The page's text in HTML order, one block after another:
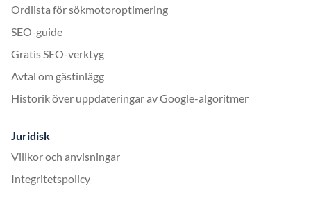
Ordlista för sökmotoroptimering
SEO-guide
Gratis SEO-verktyg
Avtal om gästinlägg
Historik över uppdateringar av Google-algoritmer
Juridisk
Villkor och anvisningar
Integritetspolicy